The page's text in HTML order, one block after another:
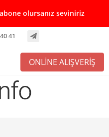
olursanız seviniriz
41
ONLİNE ALIŞVERİŞ